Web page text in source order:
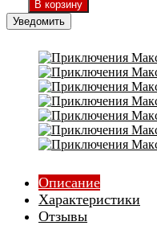
Уведомить
Описание
Характеристики
Отзывы